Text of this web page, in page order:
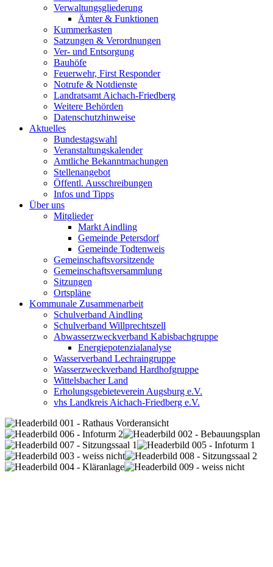
Verwaltungsgliederung
Ämter & Funktionen
Kummerkasten
Satzungen & Verordnungen
Ver- und Entsorgung
Bauhöfe
Feuerwehr, First Responder
Notrufe & Notdienste
Landratsamt Aichach-Friedberg
Weitere Behörden
Datenschutzhinweise
Aktuelles
Bundestagswahl
Veranstaltungskalender
Amtliche Bekanntmachungen
Stellenangebot
Öffentl. Ausschreibungen
Infos und Tipps
Über uns
Mitglieder
Markt Aindling
Gemeinde Petersdorf
Gemeinde Todtenweis
Gemeinschaftsvorsitzende
Gemeinschaftsversammlung
Sitzungen
Ortspläne
Kommunale Zusammenarbeit
Schulverband Aindling
Schulverband Willprechtszell
Abwasserzweckverband Kabisbachgruppe
Energiepotenzialanalyse
Wasserverband Lechraingruppe
Wasserzweckverband Hardhofgruppe
Wittelsbacher Land
Erholungsgebieteverein Augsburg e.V.
vhs Landkreis Aichach-Friedberg e.V.